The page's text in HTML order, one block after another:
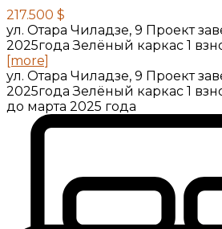
217.500 $
ул. Отара Чиладзе, 9 Проект
2025года Зелёный каркас 1
[more]
ул. Отара Чиладзе, 9 Проект
2025года Зелёный каркас 1
до марта 2025 года